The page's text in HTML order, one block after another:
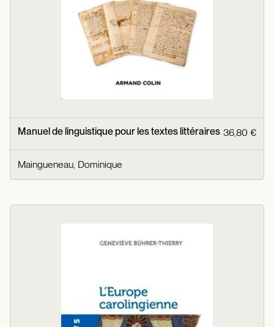
Manuel de linguistique pour les textes littéraires 36,80 €
Maingueneau, Dominique